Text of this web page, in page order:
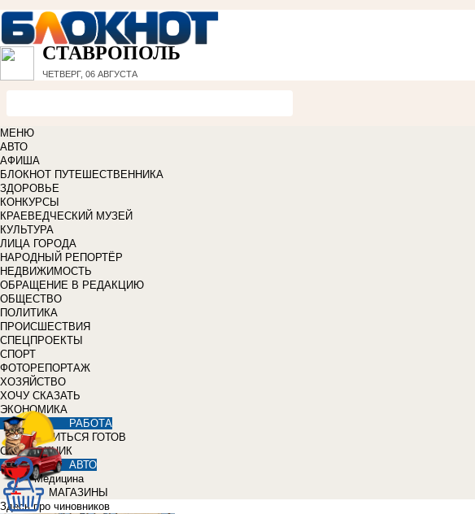
СТАВРОПОЛЬ
ЧЕТВЕРГ, 06 АВГУСТА
МЕНЮ
АВТО
АФИША
БЛОКНОТ ПУТЕШЕСТВЕННИКА
ЗДОРОВЬЕ
КОНКУРСЫ
КРАЕВЕДЧЕСКИЙ МУЗЕЙ
КУЛЬТУРА
ЛИЦА ГОРОДА
НАРОДНЫЙ РЕПОРТЁР
НЕДВИЖИМОСТЬ
ОБРАЩЕНИЕ В РЕДАКЦИЮ
ОБЩЕСТВО
ПОЛИТИКА
ПРОИСШЕСТВИЯ
СПЕЦПРОЕКТЫ
СПОРТ
ФОТОРЕПОРТАЖ
ХОЗЯЙСТВО
ХОЧУ СКАЗАТЬ
ЭКОНОМИКА
РАБОТА
УЧИТЬСЯ ГОТОВ
СПРАВОЧНИК
АВТО
Медицина
МАГАЗИНЫ
Здесь про чиновников